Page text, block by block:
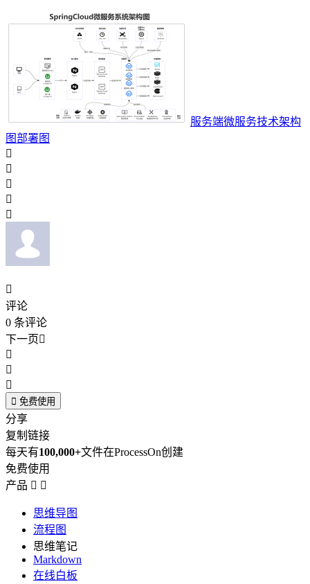
服务端微服务技术架构
图部署图






评论
0 条评论
下一页



 免费使用
分享
复制链接
每天有100,000+文件在ProcessOn创建
免费使用
产品  
思维导图
流程图
思维笔记
Markdown
在线白板